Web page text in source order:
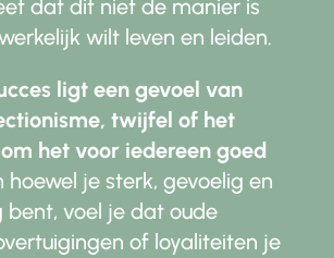
dat dit niet de manier is
wilt leven en leiden.
ligt een gevoel van
twijfel of het
het voor iedereen goed
hoewel je sterk, gevoelig en
bent, voel je dat oude
of loyaliteiten je